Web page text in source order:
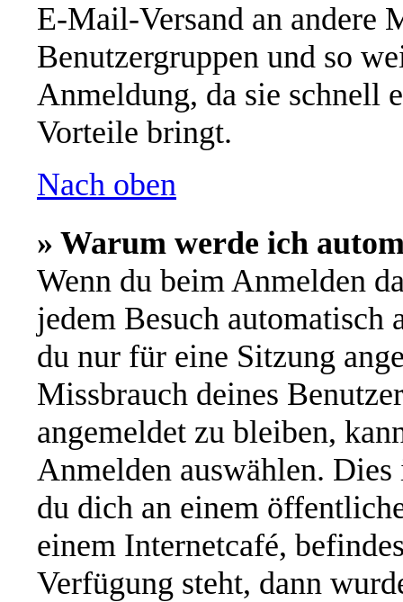
E-Mail-Versand an andere
Benutzergruppen und so
Anmeldung, da sie schnell
Vorteile bringt.
Nach oben
» Warum werde ich
Wenn du beim Anmelden
jedem Besuch automatisch
du nur für eine Sitzung
Missbrauch deines
angemeldet zu bleiben,
Anmelden auswählen.
du dich an einem
einem Internetcafé,
Verfügung steht, dann